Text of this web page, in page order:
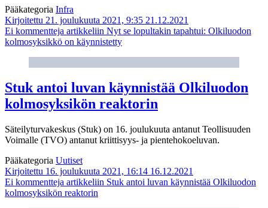
Pääkategoria Infra
Kirjoitettu 21. joulukuuta 2021, 9:35 21.12.2021
Ei kommentteja artikkeliin Nyt se lopultakin tapahtui: Olkiluodon
kolmosyksikkö on käynnistetty
Stuk antoi luvan käynnistää Olkiluodon
kolmosyksikön reaktorin
Säteilyturvakeskus (Stuk) on 16. joulukuuta antanut Teollisuuden
Voimalle (TVO) antanut kriittisyys- ja pientehokoeluvan.
Pääkategoria Uutiset
Kirjoitettu 16. joulukuuta 2021, 16:14 16.12.2021
Ei kommentteja artikkeliin Stuk antoi luvan käynnistää Olkiluodon
kolmosyksikön reaktorin